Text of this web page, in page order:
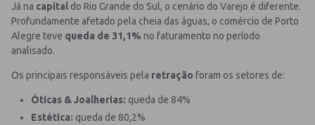
Já na capital do Rio Grande do Sul, o cenário do Varejo é diferente.
Profundamente afetado pela cheia das águas, o comércio de Porto
Alegre teve queda de 31,1% no faturamento no período
analisado.
Os principais responsáveis pela retração foram os setores de:
Óticas & Joalherias: queda de 84%
Estética: queda de 80,2%